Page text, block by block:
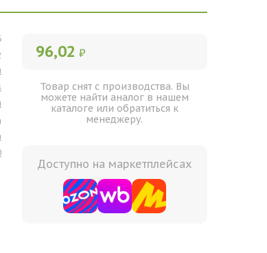
96,02 ₽
Товар снят с производства. Вы
можете найти аналог в нашем
каталоге или обратиться к
менеджеру.
Доступно на маркетплейсах